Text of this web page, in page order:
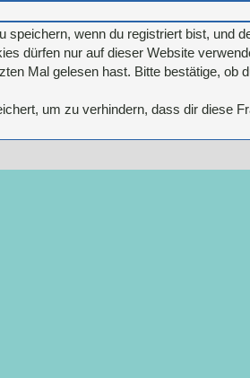
wenn du registriert bist, und
dürfen nur auf dieser Website
Mal gelesen hast. Bitte bestätige, ob
um zu verhindern, dass dir diese